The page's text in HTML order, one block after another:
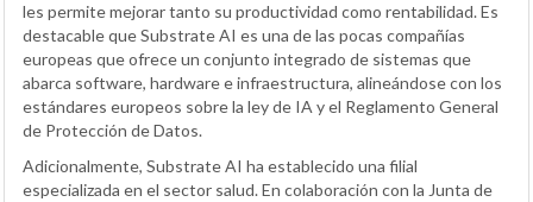
les permite mejorar tanto su productividad como rentabilidad. Es
destacable que Substrate AI es una de las pocas compañías
europeas que ofrece un conjunto integrado de sistemas que
abarca software, hardware e infraestructura, alineándose con los
estándares europeos sobre la ley de IA y el Reglamento General
de Protección de Datos.
Adicionalmente, Substrate AI ha establecido una filial
especializada en el sector salud. En colaboración con la Junta de